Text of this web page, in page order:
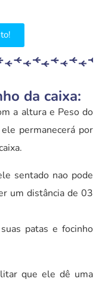
da caixa:
a altura e Peso do
permanecerá por
sentado nao pode
um distância de 03
patas e focinho
que ele dê uma